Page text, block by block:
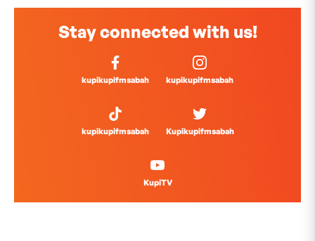
Stay connected with us!
kupikupifmsabah kupikupifmsabah
kupikupifmsabah Kupikupifmsabah
KupiTV